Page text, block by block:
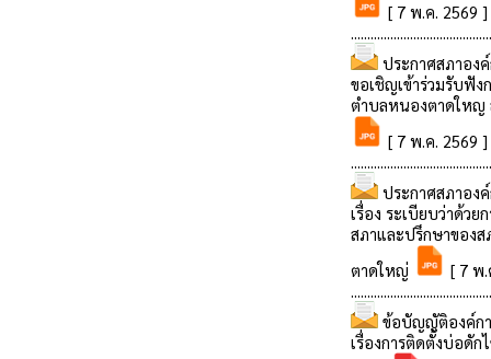
[ 7 พ.ค. 2569 ]
ประกาศสภาอง
ขอเชิญเข้าร่วมรับฟัง
ตำบลหนองตาดใหญ
[ 7 พ.ค. 2569 ]
ประกาศสภาอง
เรื่อง ระเบียบว่าด้วย
สภาและปรึกษาของ
ตาดใหญ่
[ 7 พ.
ข้อบัญญัติองค์ก
เรื่องการติดตั้งบ่อดัก